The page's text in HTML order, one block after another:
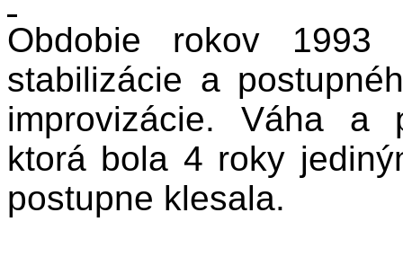
Obdobie rokov 1993
stabilizácie a
improvizácie. Váha a
ktorá bola 4 roky
postupne klesala.